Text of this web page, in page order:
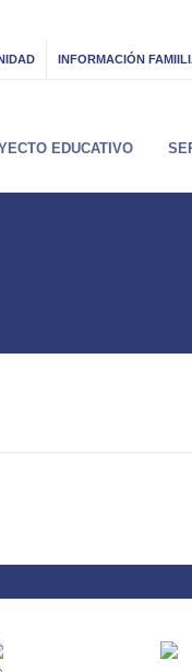
INFORMACIÓN
EDUCATIVO